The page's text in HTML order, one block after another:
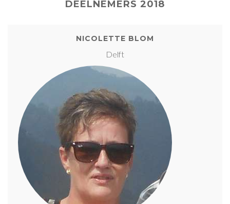
DEELNEMERS 2018
NICOLETTE BLOM
Delft